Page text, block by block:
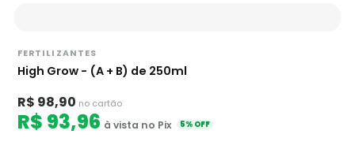
FERTILIZANTES
High Grow - (A + B) de 250ml
R$ 98,90 no cartão
R$ 93,96 à vista no Pix 5% OFF